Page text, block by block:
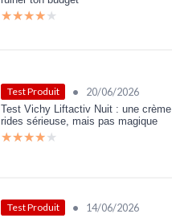
★★★★★
★★★★★
Test Produit • 20/06/2026
Test Vichy Liftactiv Nuit : une
rides sérieuse, mais pas magique
★★★★★
★★★★★
Test Produit • 14/06/2026